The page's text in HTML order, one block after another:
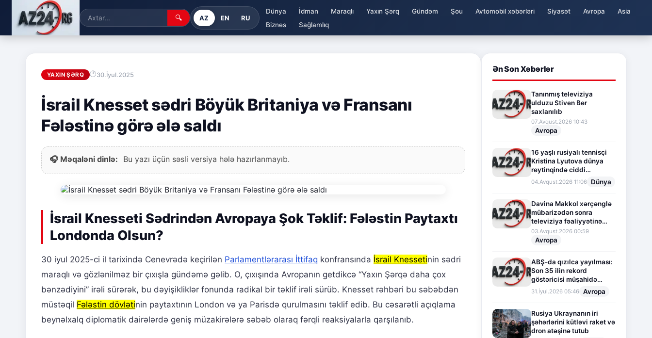
🔍 AZ EN RU
Dünya İdman Maraqlı Yaxın Şərq Gündəm Şou Avtomobil xəbərləri Siyasət Avropa
Asia
Biznes
Sağlamlıq
YAXIN ŞƏRQ 30.İyul.2025
İsrail Knesset sədri Böyük Britaniya və Fransanı
Fələstinə görə ələ saldı
🎧 Məqaləni dinlə: Bu yazı üçün səsli versiya hələ hazırlanmayıb.
İsrail Knesseti Sədrindən Avropaya Şok Təklif: Fələstin Paytaxtı
Londonda Olsun?
30 iyul 2025-ci il tarixində Cenevrədə keçirilən Parlamentlərarası İttifaq konfransında İsrail Knessetinin sədri
maraqlı və gözlənilməz bir çıxışla gündəmə gəlib. O, çıxışında Avropanın getdikcə “Yaxın Şərqə daha çox
bənzədiyini” irəli sürərək, bu dəyişikliklər fonunda radikal bir təklif irəli sürüb. Knesset rəhbəri bu səbəbdən
müstəqil Fələstin dövlətinin paytaxtının London və ya Parisdə qurulmasını təklif edib. Bu cəsarətli açıqlama
beynəlxalq diplomatik dairələrdə geniş müzakirələrə səbəb olaraq fərqli reaksiyalarla qarşılanıb.
Ən Son Xəbərlər
Tanınmış televiziya
ulduzu Stiven Ber
saxlanılıb
07.Avqust.2026 10:43
Avropa
16 yaşlı rusiyalı tennisçi
Kristina Lyutova dünya
reytinqində ciddi
irəliləyişə imza atdı
04.Avqust.2026 11:06 Dünya
Davina Makkol xərçənglə
mübarizədən sonra
televiziya fəaliyyətinə
fasilə verir
03.Avqust.2026 00:59
Avropa
ABŞ-da qızılca yayılması:
Son 35 ilin rekord
göstəricisi müşahidə
olunur
31.İyul.2026 05:46 Avropa
Rusiya Ukraynanın iri
şəhərlərini kütləvi raket və
dron atəşinə tutub